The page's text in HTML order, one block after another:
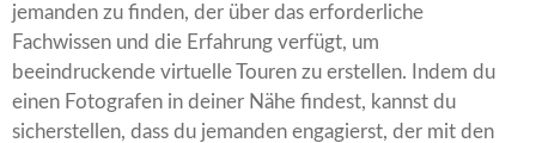
jemanden zu finden, der über das erforderliche
Fachwissen und die Erfahrung verfügt, um
beeindruckende virtuelle Touren zu erstellen. Indem du
einen Fotografen in deiner Nähe findest, kannst du
sicherstellen, dass du jemanden engagierst, der mit den